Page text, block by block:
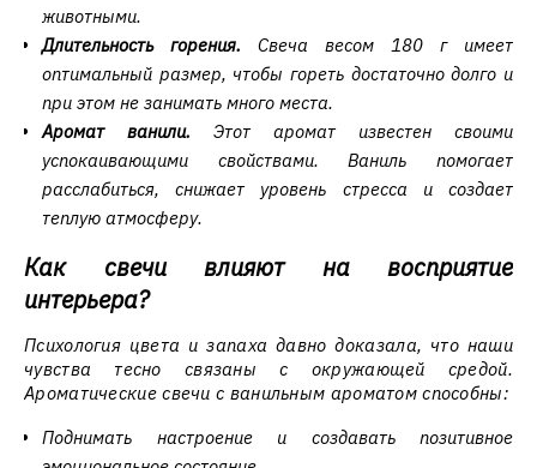
животными.
Длительность горения. Свеча весом 180 г имеет
оптимальный размер, чтобы гореть достаточно долго и
при этом не занимать много места.
Аромат ванили. Этот аромат известен своими
успокаивающими свойствами. Ваниль помогает
расслабиться, снижает уровень стресса и создает
теплую атмосферу.
Как свечи влияют на восприятие
интерьера?
Психология цвета и запаха давно доказала, что наши
чувства тесно связаны с окружающей средой.
Ароматические свечи с ванильным ароматом способны:
Поднимать настроение и создавать позитивное